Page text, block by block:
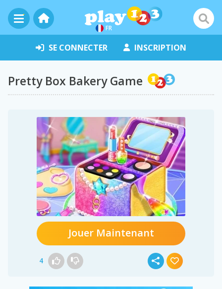
FR
SE CONNECTER INSCRIPTION
Pretty Box Bakery Game
Jouer Maintenant
4